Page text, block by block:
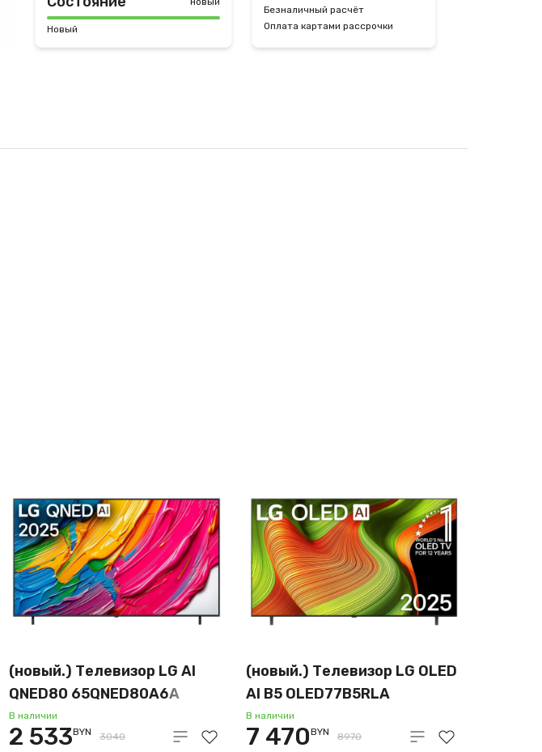
Новый
Безналичный расчёт
Оплата картами рассрочки
(новый.) Телевизор LG AI
QNED80 65QNED80A6A
В наличии
2 533BYN 3040
(новый.) Телевизор LG OLED
AI B5 OLED77B5RLA
В наличии
7 470BYN 8970